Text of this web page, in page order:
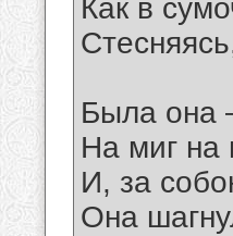
Как в
Была она
На миг на
И, за
Она